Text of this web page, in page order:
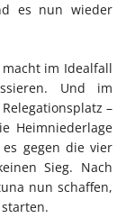
es nun wieder
im Idealfall
Und im
–
Heimniederlage
gegen die vier
Sieg. Nach
nun schaffen,